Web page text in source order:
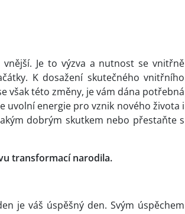
Je to výzva a nutnost se vnitřně
K dosažení skutečného vnitřního
však této změny, je vám dána potřebná
uvolní energie pro vznik nového života i
dobrým skutkem nebo přestaňte s
transformací narodila.
je váš úspěšný den. Svým úspěchem